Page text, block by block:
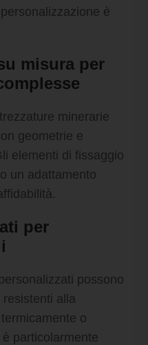
è
misura per
minerarie
geometrie e
elementi di fissaggio
un adattamento
per
possono
alla
o
particolarmente